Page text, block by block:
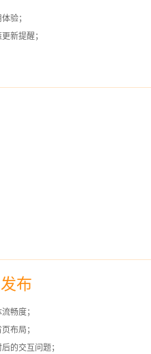
验；
新提醒；
布
畅度；
布局；
的交互问题；